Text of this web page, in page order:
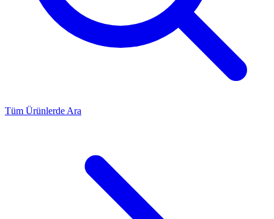
Tüm Ürünlerde Ara